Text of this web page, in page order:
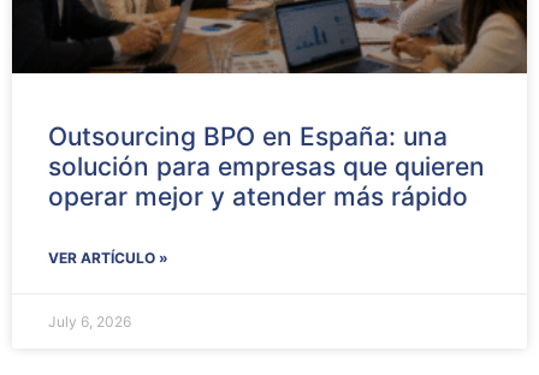
Outsourcing BPO en España: una
solución para empresas que quieren
operar mejor y atender más rápido
VER ARTÍCULO »
July 6, 2026